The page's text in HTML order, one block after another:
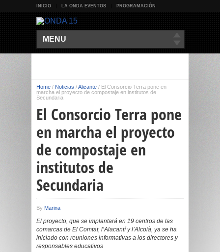
INICIO LA ONDA EVENTOS PROGRAMACIÓN
MENU
Home / Noticias /Alicante / El Consorcio Terra pone en
marcha el proyecto de compostaje en institutos de
Secundaria
El Consorcio Terra pone
en marcha el proyecto
de compostaje en
institutos de
Secundaria
By Marina
El proyecto, que se implantará en 19 centros de las
comarcas de El Comtat, l’Alacantí y l’Alcoià, ya se ha
iniciado con reuniones informativas a los directores y
responsables educativos